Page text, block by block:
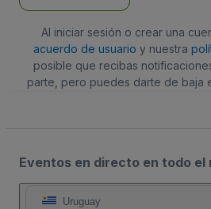
Al iniciar sesión o crear una
acuerdo de usuario y nuestra
posible que recibas
parte, pero puedes darte de baja
Eventos en directo en todo el
Uruguay